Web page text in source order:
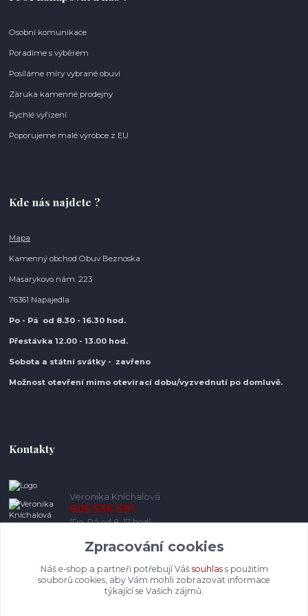
Osobní komunikace
Poradíme s výběrem
Posíláme míry vybrané obuvi
Záruka kamenné prodejny
Rychlé vyřízení
Poporujeme malé výrobce z EU
Kde nás najdete ?
Mapa
Kamenný obchod Obuv Beznoska
Masarykovo nám. 223
76361 Napajedla
Po - Pá od 8.30 - 16.30 hod.
Přestávka 12.00 - 13.00 hod.
Sobota a státní svátky - zavřeno
Možnost otevření mimo otevírací dobu/vyzvednutí po domluvě.
Kontakty
Veronika Kníchalová
605 536 591
(Po-Pá od 8-17 hod)
info@pohodlneboty.cz
Zpracování cookies
Náš e-shop a partneři potřebují Váš souhlass použitím
souborů cookies, aby Vám mohli zobrazovat informace
týkající se Vašich zájmů.